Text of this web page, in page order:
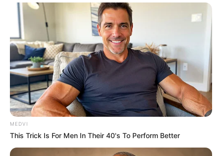
MEDVI
This Trick Is For Men In Their 40's To Perform Better